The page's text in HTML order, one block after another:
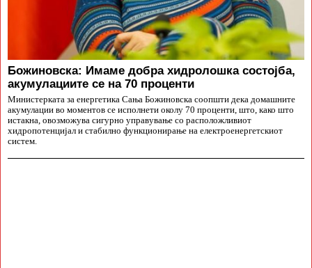
Божиновска: Имаме добра хидролошка состојба,
акумулациите се на 70 проценти
Министерката за енергетика Сања Божиновска соопшти дека домашните
акумулации во моментов се исполнети околу 70 проценти, што, како што
истакна, овозможува сигурно управување со расположливиот
хидропотенцијал и стабилно функционирање на електроенергетскиот
систем.